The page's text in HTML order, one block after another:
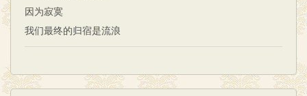
因为寂寞
我们最终的归宿是流浪